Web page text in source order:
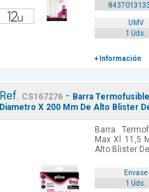
UMV
1 Uds.
+ Información
Ref. CS167276 - Barra
Diametro X 200 Mm De Alto Blister
Barra
Max Xl 11,5
Alto Blister
Envase
1 Uds.